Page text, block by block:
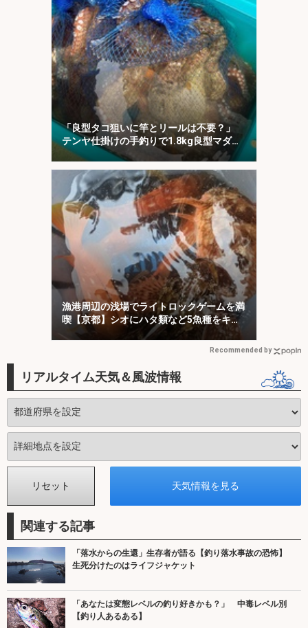
「良型タコ狙いに竿とリールは不要？」
テンヤ仕掛けの手釣りで1.8kg良型マダ
コ！【川崎丸・東京湾】
漁港周辺の浅場でライトロックゲームを満
喫【京都】シオにハタ類など5魚種をキャ
ッチ！
Recommended by
リアルタイム天気＆風波情報
関連する記事
「落水からの生還」生存者が語る【釣り落水事故の恐怖】
生死分けたのはライフジャケット
「あなたは変態レベルの釣り好きかも？」 中毒レベル別
【釣り人あるある】